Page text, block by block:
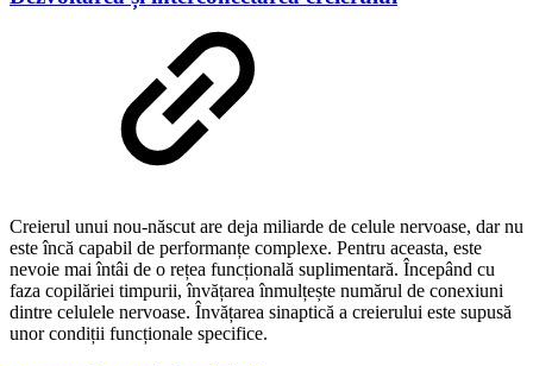
Creierul unui nou-născut are deja miliarde de celule nervoase, dar nu
este încă capabil de performanțe complexe. Pentru aceasta, este
nevoie mai întâi de o rețea funcțională suplimentară. Începând cu
faza copilăriei timpurii, învățarea înmulțește numărul de conexiuni
dintre celulele nervoase. Învățarea sinaptică a creierului este supusă
unor condiții funcționale specifice.